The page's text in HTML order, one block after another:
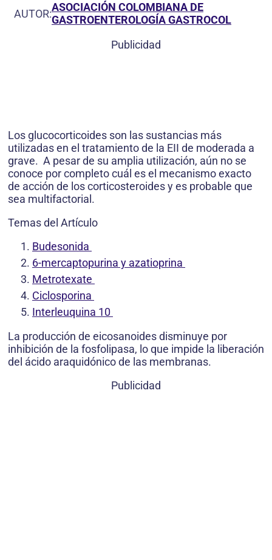
AUTOR:ASOCIACIÓN COLOMBIANA DE
GASTROENTEROLOGÍA GASTROCOL
Publicidad
Los glucocorticoides son las sustancias más
utilizadas en el tratamiento de la EII de moderada a
grave. A pesar de su amplia utilización, aún no se
conoce por completo cuál es el mecanismo exacto
de acción de los corticosteroides y es probable que
sea multifactorial.
Temas del Artículo
Budesonida
6-mercaptopurina y azatioprina
Metrotexate
Ciclosporina
Interleuquina 10
La producción de eicosanoides disminuye por
inhibición de la fosfolipasa, lo que impide la liberación
del ácido araquidónico de las membranas.
Publicidad